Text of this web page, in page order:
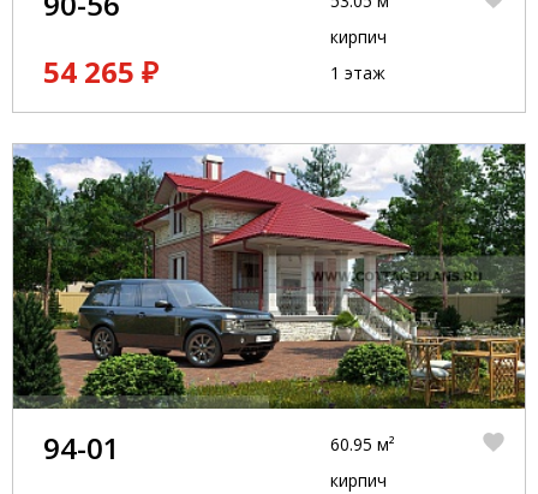
54 265 ₽
кирпич
1 этаж
94-01
60.95 м²
кирпич